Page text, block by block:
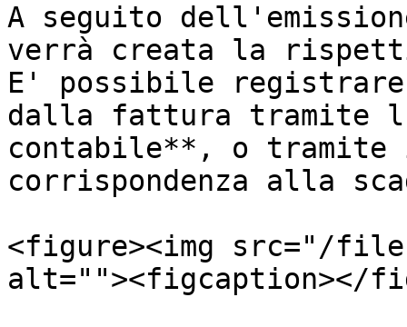
A seguito
verrà creata la
E' possibile registrare
dalla fattura tramite
contabile**, o
corrispondenza alla
<figure><img src="/
alt=""><figcaption></